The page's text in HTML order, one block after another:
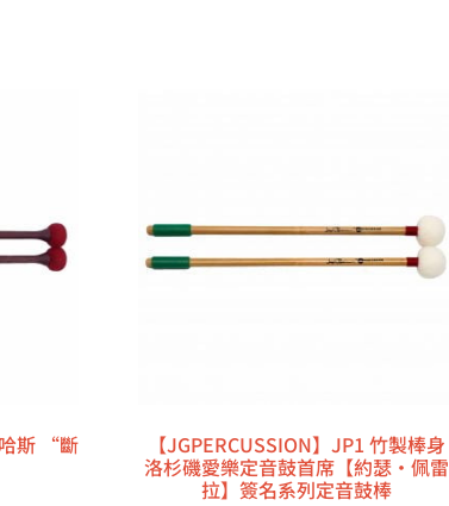
哈斯 “斷 【JGPERCUSSION】JP1 竹製棒身
洛杉磯愛樂定音鼓首席【約瑟·佩雷
拉】簽名系列定音鼓棒